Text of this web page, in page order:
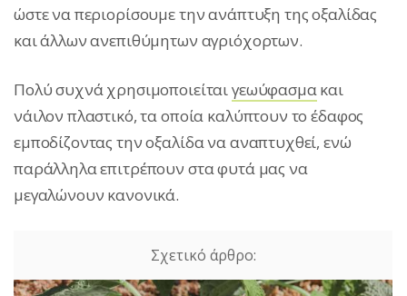
ώστε να περιορίσουμε την ανάπτυξη της οξαλίδας
και άλλων ανεπιθύμητων αγριόχορτων.
Πολύ συχνά χρησιμοποιείταιγεωύφασμακαι
νάιλον πλαστικό, τα οποία καλύπτουν το έδαφος
εμποδίζοντας την οξαλίδα να αναπτυχθεί, ενώ
παράλληλα επιτρέπουν στα φυτά μας να
μεγαλώνουν κανονικά.